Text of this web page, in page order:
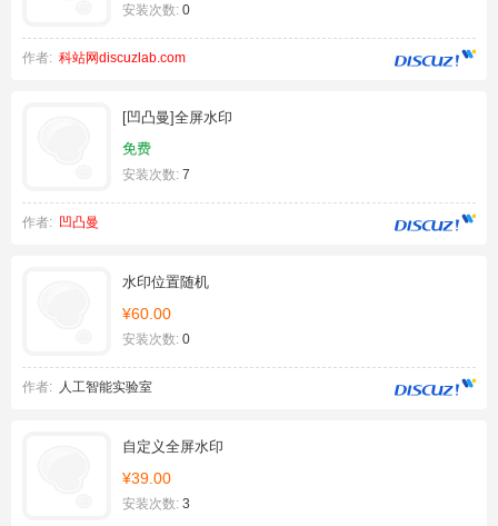
安装次数: 0
作者: 科站网discuzlab.com
[凹凸曼]全屏水印
免费
安装次数: 7
作者: 凹凸曼
水印位置随机
¥60.00
安装次数: 0
作者: 人工智能实验室
自定义全屏水印
¥39.00
安装次数: 3